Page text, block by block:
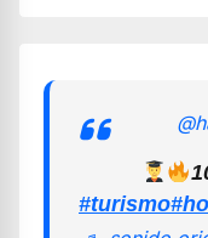
#turismo